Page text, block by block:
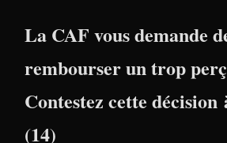
La CAF vous demande
rembourser un trop
Contestez cette
(14)